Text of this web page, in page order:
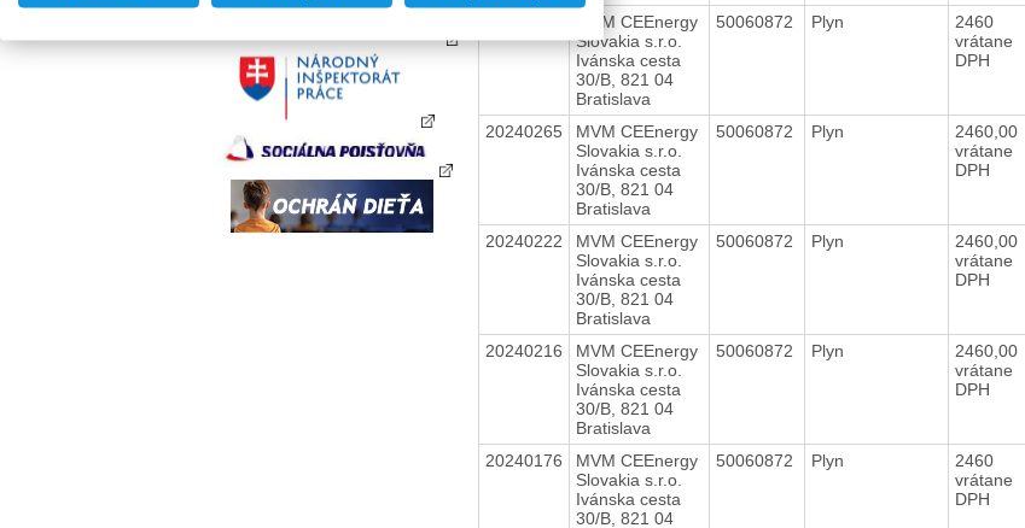
MVM CEEnergy
Slovakia s.r.o.
Ivánska cesta
30/B, 821 04
Bratislava
50060872 Plyn
2460
vrátane
DPH
20240265
MVM CEEnergy
Slovakia s.r.o.
Ivánska cesta
30/B, 821 04
Bratislava
50060872 Plyn
2460,00
vrátane
DPH
20240222
MVM CEEnergy
Slovakia s.r.o.
Ivánska cesta
30/B, 821 04
Bratislava
50060872 Plyn
2460,00
vrátane
DPH
20240216
MVM CEEnergy
Slovakia s.r.o.
Ivánska cesta
30/B, 821 04
Bratislava
50060872 Plyn
2460,00
vrátane
DPH
20240176
MVM CEEnergy
Slovakia s.r.o.
Ivánska cesta
30/B, 821 04
50060872 Plyn
2460
vrátane
DPH